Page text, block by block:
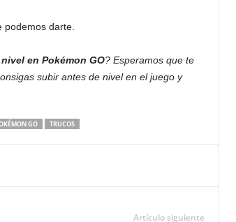
podemos darte.
en Pokémon GO? Esperamos que te
subir antes de nivel en el juego y
GO TRUCOS
Artículo siguiente